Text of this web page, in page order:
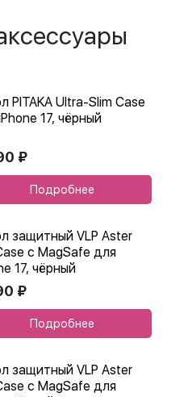
PITAKA Ultra-Slim Case
17, чёрный
₽
Подробнее
защитный VLP Aster
с MagSafe для
17, чёрный
₽
Подробнее
защитный VLP Aster
с MagSafe для